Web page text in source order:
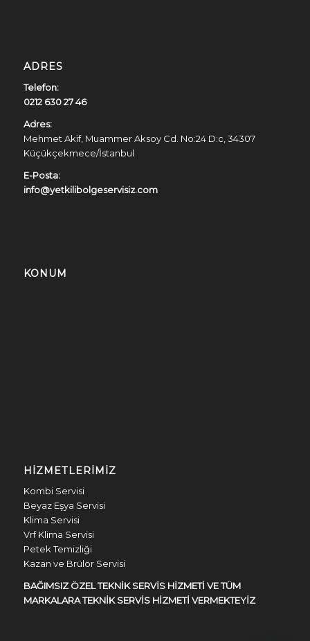
ADRES
Telefon:
0212 630 27 46
Adres:
Mehmet Akif, Muammer Aksoy Cd. No:24 D:c, 34307
Küçükçekmece/İstanbul
E-Posta:
info@yetkilibolgeservisiz.com
KONUM
HIZMETLERIMIZ
Kombi Servisi
Beyaz Eşya Servisi
Klima Servisi
Vrf Klima Servisi
Petek Temizliği
Kazan ve Brülör Servisi
BAĞIMSIZ ÖZEL TEKNİK SERVİS HİZMETİ VE TÜM
MARKALARA TEKNİK SERVİS HİZMETİ VERMEKTEYİZ